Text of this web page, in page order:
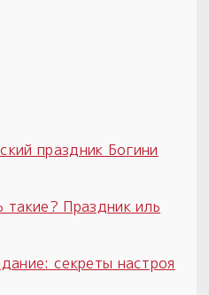
праздник Богини
Праздник иль
секреты настроя